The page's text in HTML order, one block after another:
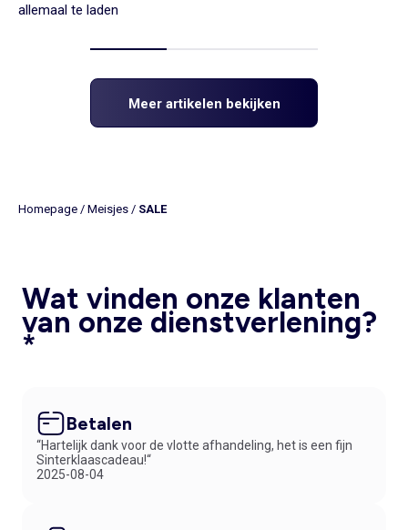
allemaal te laden
Meer artikelen bekijken
Homepage / Meisjes / SALE
Wat vinden onze klanten
van onze dienstverlening?
*
Betalen
“Hartelijk dank voor de vlotte afhandeling, het is een fijn
Sinterklaascadeau!“
2025-08-04